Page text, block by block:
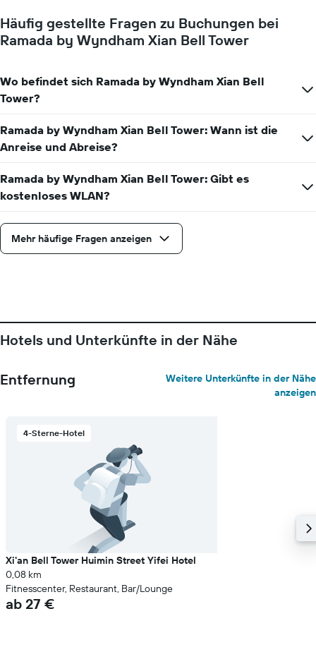
anzeigt.
Das
1
Y-
den
durchschnittlichen
Zimmerpreis
anzeigt.
Häufig gestellte Fragen zu Buchungen bei
Ramada by Wyndham Xian Bell Tower
Wo befindet sich Ramada by Wyndham Xian Bell
Tower?
Ramada by Wyndham Xian Bell Tower: Wann ist die
Anreise und Abreise?
Ramada by Wyndham Xian Bell Tower: Gibt es
kostenloses WLAN?
Mehr häufige Fragen anzeigen
Hotels und Unterkünfte in der Nähe
Entfernung
Weitere Unterkünfte in der Nähe
anzeigen
4-Sterne-Hotel
Xi'an Bell Tower Huimin Street Yifei Hotel
0,08 km
Fitnesscenter, Restaurant, Bar/Lounge
ab 27 €